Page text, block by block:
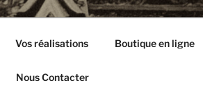
Vos réalisations Boutique en ligne
Nous Contacter